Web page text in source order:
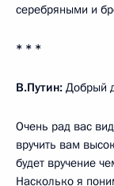
серебряными и
* * *
В.Путин: Добрый
Очень рад вас
вручить вам
будет вручение
Насколько я